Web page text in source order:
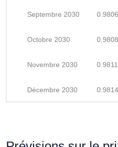
Septembre 2030
Octobre 2030
Novembre 2030
Décembre 2030